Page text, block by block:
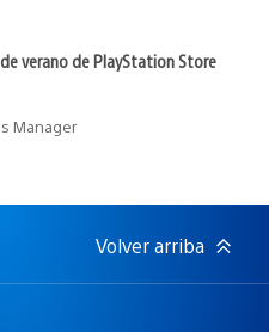
verano de PlayStation Store
Manager
Volver arriba